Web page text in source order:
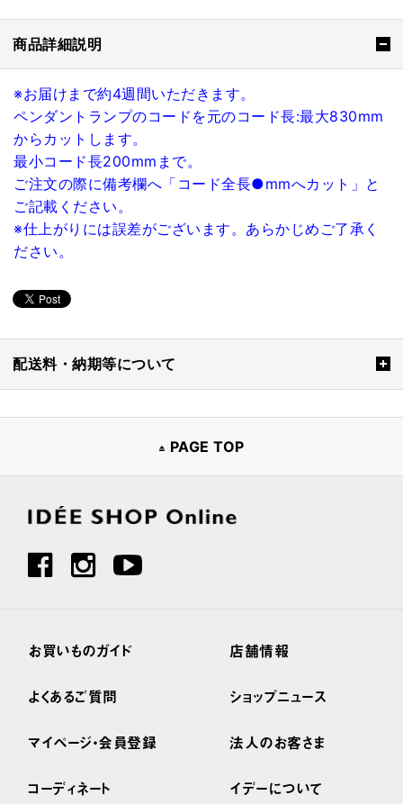
商品詳細説明
※お届けまで約4週間いただきます。
ペンダントランプのコードを元のコード長:最大830mm
からカットします。
最小コード長200mmまで。
ご注文の際に備考欄へ「コード全長●mmへカット」と
ご記載ください。
※仕上がりには誤差がございます。あらかじめご了承く
ださい。
配送料・納期等について
PAGE TOP
お買いものガイド
よくあるご質問
マイページ・会員登録
コーディネート
店舗情報
ショップニュース
法人のお客さま
イデーについて